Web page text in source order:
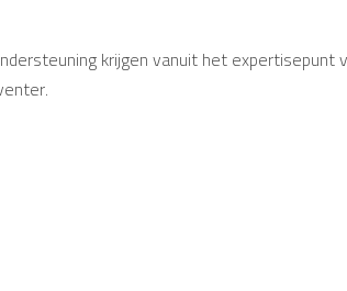
krijgen vanuit het